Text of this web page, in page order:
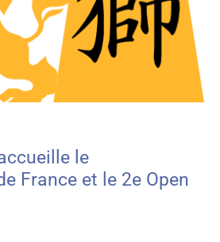
le
France et le 2e Open